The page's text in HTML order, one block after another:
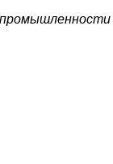
промышленности